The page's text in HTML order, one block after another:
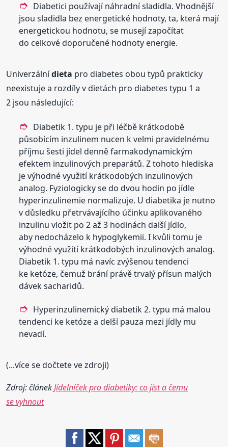
Diabetici používají náhradní sladidla. Vhodnější
jsou sladidla bez energetické hodnoty, ta, která mají
energetickou hodnotu, se musejí započítat
do celkové doporučené hodnoty energie.
Univerzálnídieta pro diabetes obou typů prakticky
neexistuje a rozdíly v dietách pro diabetes typu 1 a
2 jsou následující:
Diabetik 1. typu je při léčbě krátkodobě
působícím inzulinem nucen k velmi pravidelnému
příjmu šesti jídel denně farmakodynamickým
efektem inzulinových preparátů. Z tohoto hlediska
je výhodné využití krátkodobých inzulinových
analog. Fyziologicky se do dvou hodin po jídle
hyperinzulinemie normalizuje. U diabetika je nutno
v důsledku přetrvávajícího účinku aplikovaného
inzulinu vložit po 2 až 3 hodinách další jídlo,
aby nedocházelo k hypoglykemii. I kvůli tomu je
výhodné využití krátkodobých inzulinových analog.
Diabetik 1. typu má navíc zvýšenou tendenci
ke ketóze, čemuž brání právě trvalý přísun malých
dávek sacharidů.
Hyperinzulinemický diabetik 2. typu má malou
tendenci ke ketóze a delší pauza mezi jídly mu
nevadí.
(...více se dočtete ve zdroji)
Zdroj: článekJídelníček pro diabetiky: co jíst a čemu
se vyhnout